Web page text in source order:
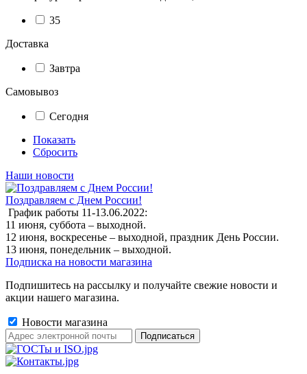
35
Доставка
Завтра
Самовывоз
Сегодня
Показать
Сбросить
Наши новости
Поздравляем с Днем России!
График работы 11-13.06.2022:
11 июня, суббота – выходной.
12 июня, воскресенье – выходной, праздник День России.
13 июня, понедельник – выходной.
Подписка на новости магазина
Подпишитесь на рассылку и получайте свежие новости и
акции нашего магазина.
Новости магазина